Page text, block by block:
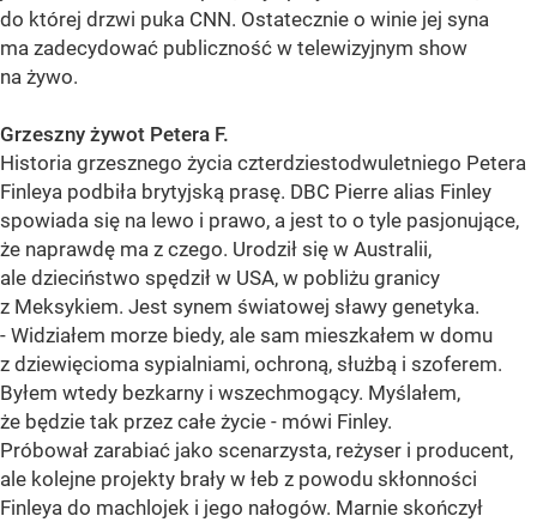
do której drzwi puka CNN. Ostatecznie o winie jej syna
ma zadecydować publiczność w telewizyjnym show
na żywo.
Grzeszny żywot Petera F.
Historia grzesznego życia czterdziestodwuletniego Petera
Finleya podbiła brytyjską prasę. DBC Pierre alias Finley
spowiada się na lewo i prawo, a jest to o tyle pasjonujące,
że naprawdę ma z czego. Urodził się w Australii,
ale dzieciństwo spędził w USA, w pobliżu granicy
z Meksykiem. Jest synem światowej sławy genetyka.
- Widziałem morze biedy, ale sam mieszkałem w domu
z dziewięcioma sypialniami, ochroną, służbą i szoferem.
Byłem wtedy bezkarny i wszechmogący. Myślałem,
że będzie tak przez całe życie - mówi Finley.
Próbował zarabiać jako scenarzysta, reżyser i producent,
ale kolejne projekty brały w łeb z powodu skłonności
Finleya do machlojek i jego nałogów. Marnie skończył